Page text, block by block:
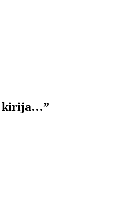
kirija…”